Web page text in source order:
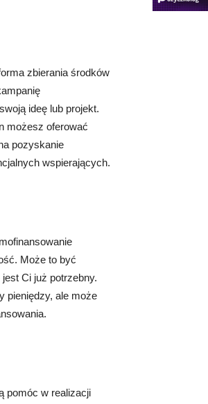
zbierania środków
ideę lub projekt.
możesz oferować
pozyskanie
wspierających.
Może to być
Ci już potrzebny.
pieniędzy, ale może
pomóc w realizacji